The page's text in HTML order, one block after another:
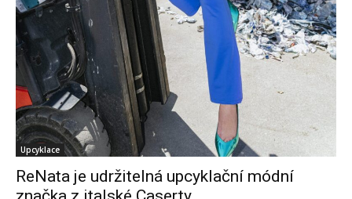
Upcyklace
ReNata je udržitelná upcyklační módní